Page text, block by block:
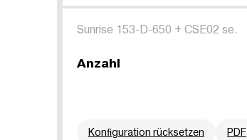
Sunrise 153-D-650 + CSE02 se.
Anzahl
Konfiguration rücksetzen PDF